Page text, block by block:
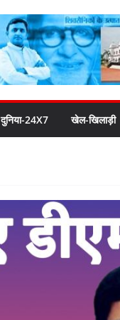
दुनिया-24X7 खेल-खिलाड़ी